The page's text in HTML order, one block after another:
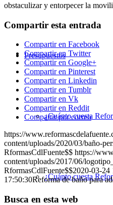
Presupuestos
¿Cuánto cuesta
¿Cuánto cuesta
obstaculizar y entorpecer la
Compartir esta entrada
Compartir en Facebook
Compartir en Twitter
Compartir en Google+
Compartir en Pinterest
Compartir en Linkedin
Compartir en Tumblr
Compartir en Vk
Compartir en Reddit
Compartir por correo
https://
content/uploads/2020/03/baño-
RformasCdlFuente$$ https://
content/uploads/2017/06/
RformasCdlFuente$$2020-03-24
17:50:30Reforma de baño para
Busca en esta web